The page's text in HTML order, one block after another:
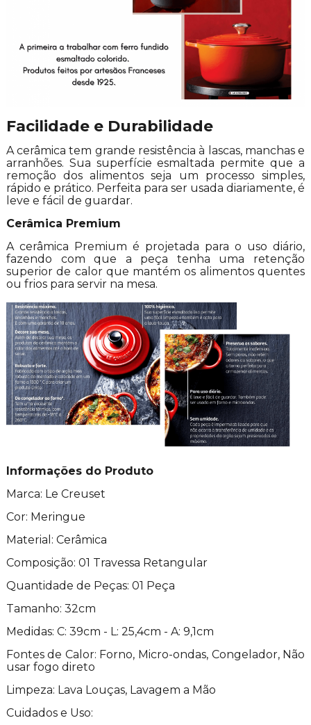
Facilidade e Durabilidade
A cerâmica tem grande resistência à lascas, manchas e
arranhões. Sua superfície esmaltada permite que a
remoção dos alimentos seja um processo simples,
rápido e prático. Perfeita para ser usada diariamente, é
leve e fácil de guardar.
Cerâmica Premium
A cerâmica Premium é projetada para o uso diário,
fazendo com que a peça tenha uma retenção
superior de calor que mantém os alimentos quentes
ou frios para servir na mesa.
Informações do Produto
Marca: Le Creuset
Cor: Meringue
Material: Cerâmica
Composição: 01 Travessa Retangular
Quantidade de Peças: 01 Peça
Tamanho: 32cm
Medidas: C: 39cm - L: 25,4cm - A: 9,1cm
Fontes de Calor: Forno, Micro-ondas, Congelador, Não
usar fogo direto
Limpeza: Lava Louças, Lavagem a Mão
Cuidados e Uso: